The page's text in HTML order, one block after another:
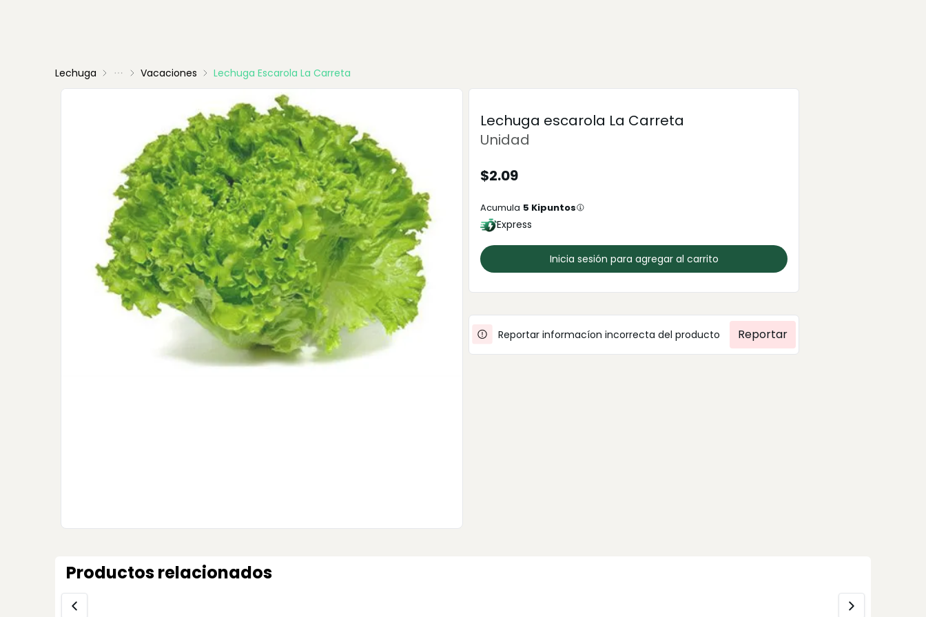
Lechuga Vacaciones Lechuga Escarola La Carreta
Lechuga escarola La Carreta
Unidad
$2.09
Acumula 5 Kipuntos
Express
Inicia sesión para agregar al carrito
Reportar informacíon incorrecta del producto Reportar
Productos relacionados